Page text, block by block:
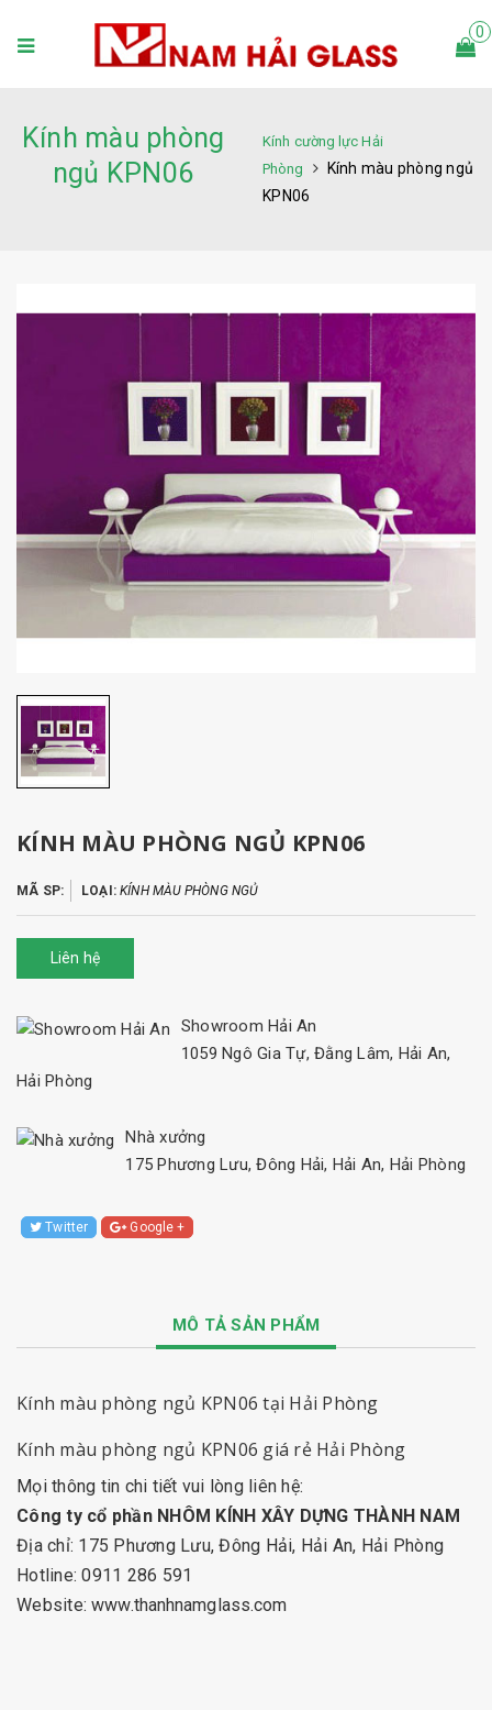
0
Kính màu phòng
ngủ KPN06
Kính cường lực Hải
Phòng
Kính màu phòng ngủ
KPN06
KÍNH MÀU PHÒNG NGỦ KPN06
MÃ SP: LOẠI:KÍNH MÀU PHÒNG NGỦ
Liên hệ
Showroom Hải An
1059 Ngô Gia Tự, Đằng Lâm, Hải An,
Hải Phòng
Nhà xưởng
175 Phương Lưu, Đông Hải, Hải An, Hải Phòng
Twitter Google +
MÔ TẢ SẢN PHẨM
Kính màu phòng ngủ KPN06 tại Hải Phòng
Kính màu phòng ngủ KPN06 giá rẻ Hải Phòng
Mọi thông tin chi tiết vui lòng liên hệ:
Công ty cổ phần NHÔM KÍNH XÂY DỰNG THÀNH NAM
Địa chỉ: 175 Phương Lưu, Đông Hải, Hải An, Hải Phòng
Hotline: 0911 286 591
Website:www.thanhnamglass.com